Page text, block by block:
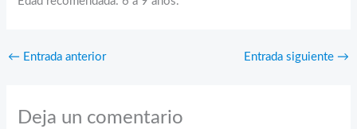
← Entrada anterior Entrada siguiente →
Deja un comentario